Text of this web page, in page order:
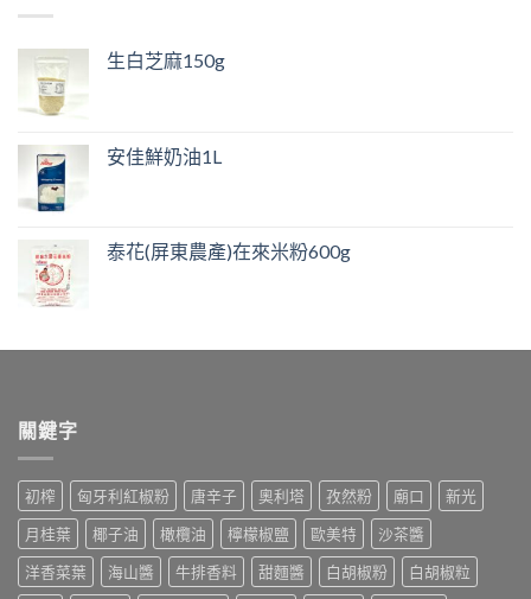
生白芝麻150g
安佳鮮奶油1L
泰花(屏東農產)在來米粉600g
關鍵字
初榨 匈牙利紅椒粉 唐辛子 奧利塔 孜然粉 廟口
新光
月桂葉
椰子油 橄欖油 檸檬椒鹽 歐美特
沙茶醬
洋香菜葉
海山醬 牛排香料 甜麵醬 白胡椒粉
白胡椒粒